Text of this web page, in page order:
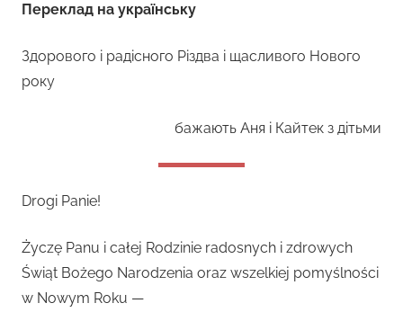
Переклад на українську
Здорового і радісного Різдва і щасливого Нового
року
бажають Аня і Кайтек з дітьми
Drogi Panie!
Życzę Panu i całej Rodzinie radosnych i zdrowych
Świąt Bożego Narodzenia oraz wszelkiej pomyślności
w Nowym Roku —